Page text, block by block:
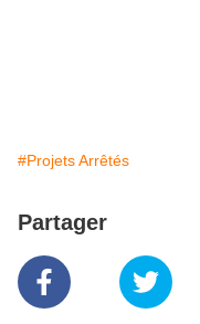
#Projets Arrêtés
Partager